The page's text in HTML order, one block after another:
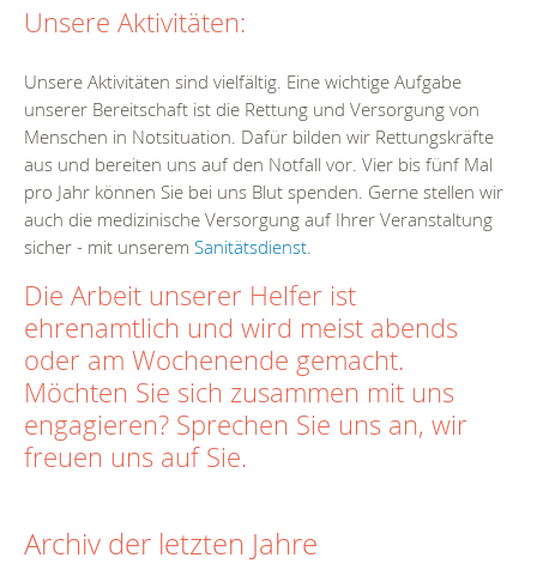
Unsere Aktivitäten:
Unsere Aktivitäten sind vielfältig. Eine wichtige Aufgabe
unserer Bereitschaft ist die Rettung und Versorgung von
Menschen in Notsituation. Dafür bilden wir Rettungskräfte
aus und bereiten uns auf den Notfall vor. Vier bis fünf Mal
pro Jahr können Sie bei uns Blut spenden. Gerne stellen wir
auch die medizinische Versorgung auf Ihrer Veranstaltung
sicher - mit unserem Sanitätsdienst.
Die Arbeit unserer Helfer ist
ehrenamtlich und wird meist abends
oder am Wochenende gemacht.
Möchten Sie sich zusammen mit uns
engagieren? Sprechen Sie uns an, wir
freuen uns auf Sie.
Archiv der letzten Jahre